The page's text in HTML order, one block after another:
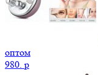
оптом
980. p